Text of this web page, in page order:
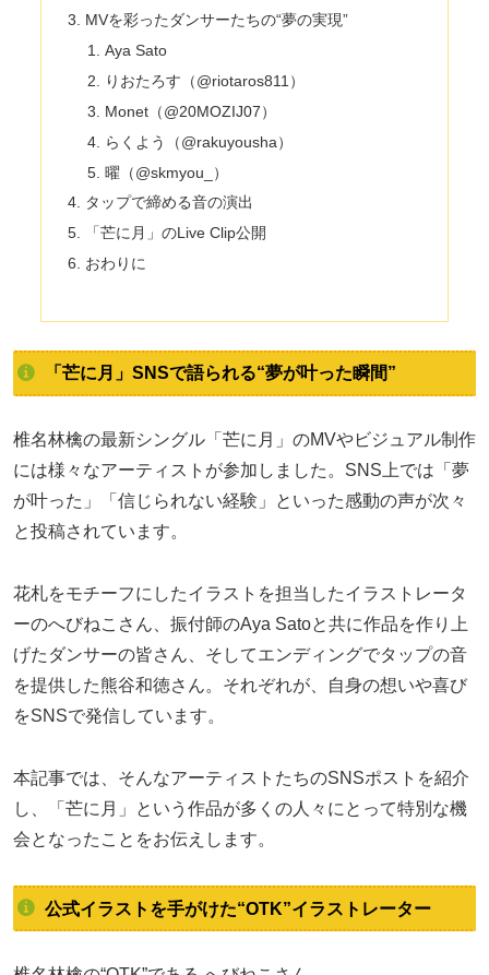
MVを彩ったダンサーたちの“夢の実現”
Aya Sato
りおたろす（@riotaros811）
Monet（@20MOZIJ07）
らくよう（@rakuyousha）
曜（@skmyou_）
タップで締める音の演出
「芒に月」のLive Clip公開
おわりに
「芒に月」SNSで語られる“夢が叶った瞬間”
椎名林檎の最新シングル「芒に月」のMVやビジュアル制作
には様々なアーティストが参加しました。SNS上では「夢
が叶った」「信じられない経験」といった感動の声が次々
と投稿されています。
花札をモチーフにしたイラストを担当したイラストレータ
ーのへびねこさん、振付師のAya Satoと共に作品を作り上
げたダンサーの皆さん、そしてエンディングでタップの音
を提供した熊谷和徳さん。それぞれが、自身の想いや喜び
をSNSで発信しています。
本記事では、そんなアーティストたちのSNSポストを紹介
し、「芒に月」という作品が多くの人々にとって特別な機
会となったことをお伝えします。
公式イラストを手がけた“OTK”イラストレーター